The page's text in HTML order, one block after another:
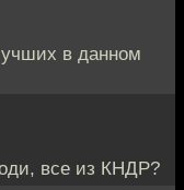
в данном
все из КНДР?